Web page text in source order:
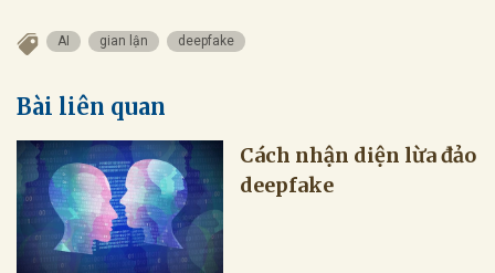
AI gian lận deepfake
Bài liên quan
Cách nhận diện lừa đảo
deepfake